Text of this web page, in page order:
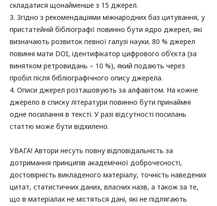
складатися щонайменше з 15 джерел.
3. Згідно з рекомендаціями міжнародних баз цитування, у
пристатейній бібліографії повинно бути ядро джерел, які
визначають розвиток певної галузі науки. 80 % джерел
повинні мати DOI, ідентифікатор цифрового об’єкта (за
винятком ретровидань – 10 %), який подають через
пробіл після бібліографічного опису джерела.
4. Описи джерел розташовують за алфавітом. На кожне
джерело в списку літератури повинно бути принаймні
одне посилання в тексті. У разі відсутності посилань
статтю може бути відхилено.
УВАГА! Автори несуть повну відповідальність за
дотримання принципів академічної доброчесності,
достовірність викладеного матеріалу, точність наведених
цитат, статистичних даних, власних назв, а також за те,
що в матеріалах не містяться дані, які не підлягають